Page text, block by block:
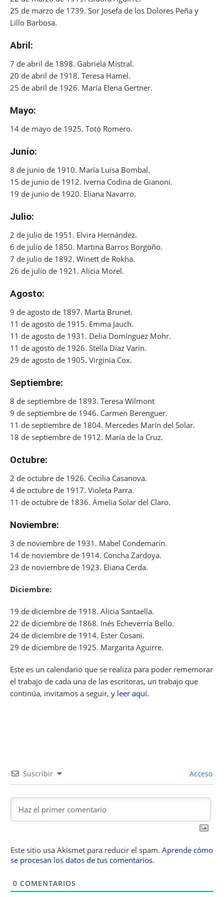
25 de marzo de 1739. Sor Josefa de los Dolores Peña y
Lillo Barbosa.
Abril:
7 de abril de 1898. Gabriela Mistral.
20 de abril de 1918. Teresa Hamel.
25 de abril de 1926. María Elena Gertner.
Mayo:
14 de mayo de 1925. Totó Romero.
Junio:
8 de junio de 1910. María Luisa Bombal.
15 de junio de 1912. Iverna Codina de Gianoni.
19 de junio de 1920. Eliana Navarro.
Julio:
2 de julio de 1951. Elvira Hernández.
6 de julio de 1850. Martina Barros Borgoño.
7 de julio de 1892. Winett de Rokha.
26 de julio de 1921. Alicia Morel.
Agosto:
9 de agosto de 1897. Marta Brunet.
11 de agosto de 1915. Emma Jauch.
11 de agosto de 1931. Delia Domínguez Mohr.
11 de agosto de 1926. Stella Díaz Varín.
29 de agosto de 1905. Virginia Cox.
Septiembre:
8 de septiembre de 1893. Teresa Wilmont
9 de septiembre de 1946. Carmen Berenguer.
11 de septiembre de 1804. Mercedes Marín del Solar.
18 de septiembre de 1912. María de la Cruz.
Octubre:
2 de octubre de 1926. Cecilia Casanova.
4 de octubre de 1917. Violeta Parra.
11 de octubre de 1836. Amelia Solar del Claro.
Noviembre:
3 de noviembre de 1931. Mabel Condemarín.
14 de noviembre de 1914. Concha Zardoya.
23 de noviembre de 1923. Eliana Cerda.
Diciembre:
19 de diciembre de 1918. Alicia Santaella.
22 de diciembre de 1868. Inés Echeverría Bello.
24 de diciembre de 1914. Ester Cosani.
29 de diciembre de 1925. Margarita Aguirre.
Este es un calendario que se realiza para poder rememorar
el trabajo de cada una de las escritoras, un trabajo que
continúa, invitamos a seguir, y leer aquí.
Suscribir Acceso
Este sitio usa Akismet para reducir el spam. Aprende cómo
se procesan los datos de tus comentarios.
0 COMENTARIOS